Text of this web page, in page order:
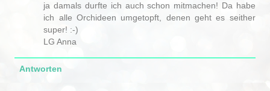
ja damals durfte ich auch schon mitmachen! Da habe
ich alle Orchideen umgetopft, denen geht es seither
super! :-)
LG Anna
Antworten